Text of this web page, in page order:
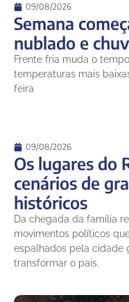
09/08/2026
Semana
nublado e
Frente fria muda o
temperaturas mais
feira
09/08/2026
Os lugares do
cenários de
históricos
Da chegada da família
movimentos políticos
espalhados pela cidade
transformar o país.